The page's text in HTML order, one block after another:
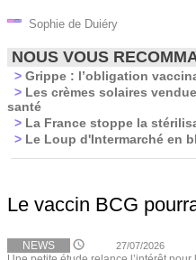
Sophie de Duiéry
NOUS VOUS
> Grippe : l’obligation
> Les crèmes solaires
santé
> La France stoppe la
> Le Loup d'Intermarché en
Le vaccin BCG
NEWS 27/07/2026